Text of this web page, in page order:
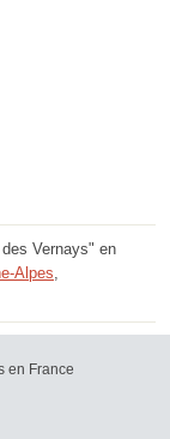
Vernays" en
Alpes
en France